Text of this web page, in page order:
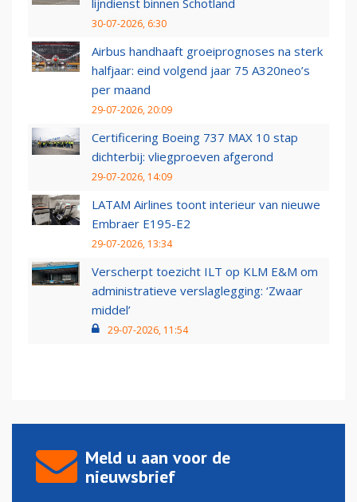
lijndienst binnen Schotland
30-07-2026, 6:30
Airbus handhaaft groeiprognoses na sterk
halfjaar: eind volgend jaar 75 A320neo’s
per maand
29-07-2026, 20:09
Certificering Boeing 737 MAX 10 stap
dichterbij: vliegproeven afgerond
29-07-2026, 14:09
LATAM Airlines toont interieur van nieuwe
Embraer E195-E2
29-07-2026, 13:34
Verscherpt toezicht ILT op KLM E&M om
administratieve verslaglegging: ‘Zwaar
middel’
29-07-2026, 11:54
Meld u aan voor de
nieuwsbrief